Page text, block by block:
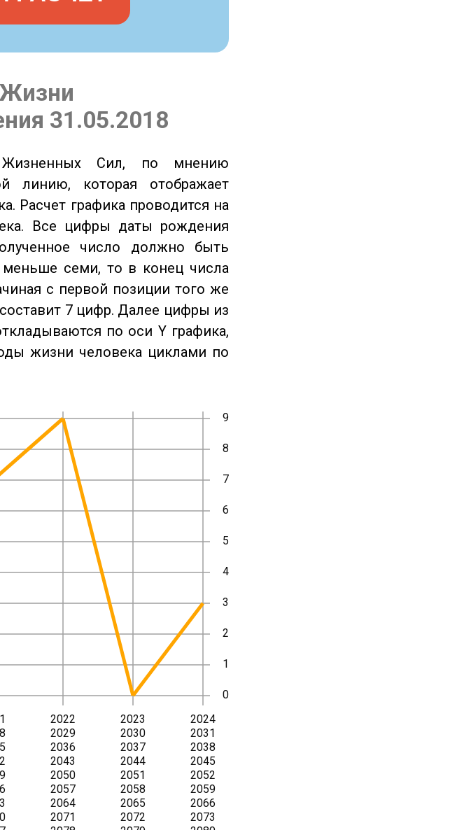
31.05.2018
Сил, по мнению
линию, которая отображает
Расчет графика проводится на
Все цифры даты рождения
число должно быть
семи, то в конец числа
с первой позиции того же
7 цифр. Далее цифры из
по оси Y графика,
жизни человека циклами по